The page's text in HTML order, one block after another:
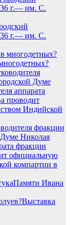
г.— им. С.
фракции
Николая
фракции
официальную
компартии в
Памяти Ивана
Выставка